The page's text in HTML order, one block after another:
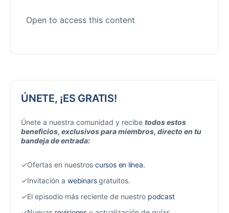
Open to access this content
ÚNETE, ¡ES GRATIS!
Únete a nuestra comunidad y recibe todos estos
beneficios, exclusivos para miembros, directo en tu
bandeja de entrada:
✓Ofertas en nuestros cursos en línea.
✓Invitación a webinarsgratuitos.
✓El episodio más reciente de nuestro podcast